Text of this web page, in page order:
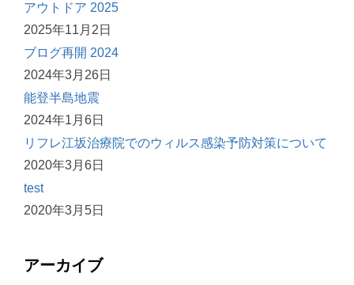
アウトドア 2025
2025年11月2日
ブログ再開 2024
2024年3月26日
能登半島地震
2024年1月6日
リフレ江坂治療院でのウィルス感染予防対策について
2020年3月6日
test
2020年3月5日
アーカイブ